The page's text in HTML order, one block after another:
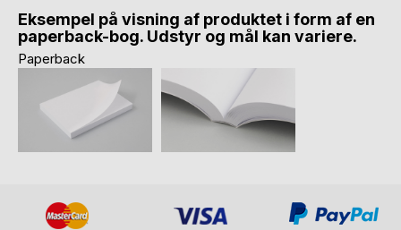
Eksempel på visning af produktet i form af en
paperback-bog. Udstyr og mål kan variere.
Paperback